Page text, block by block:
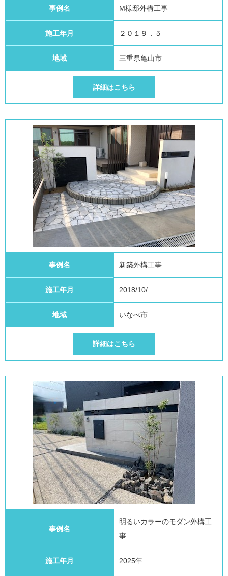
事例名 M様邸外構工事
施工年月 ２０１９．５
地域 三重県亀山市
詳細はこちら
事例名 新築外構工事
施工年月 2018/10/
地域 いなべ市
詳細はこちら
事例名
明るいカラーのモダン外構工
事
施工年月 2025年